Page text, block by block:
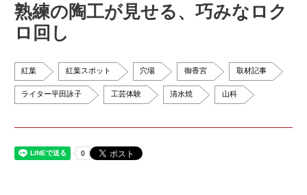
熟練の陶工が見せる、巧みなロク
ロ回し
紅葉 紅葉スポット 穴場 御香宮 取材記事
ライター平田詠子 工芸体験 清水焼 山科